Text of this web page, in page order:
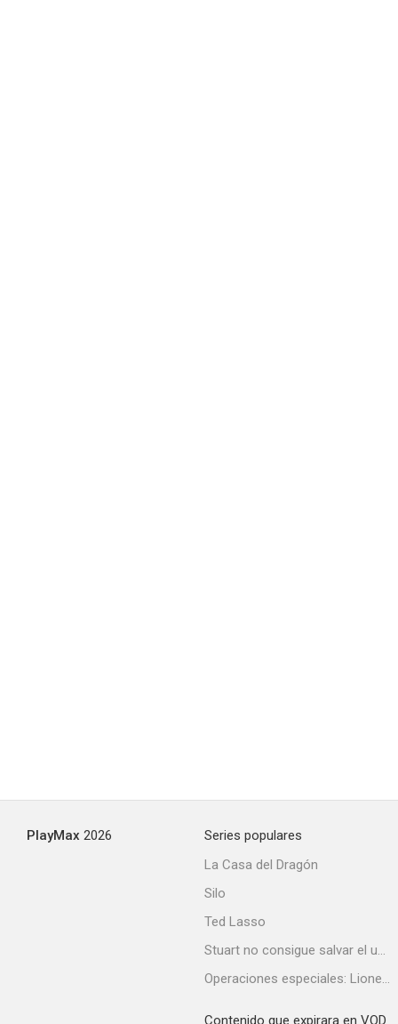
PlayMax 2026
Series populares
La Casa del Dragón
Silo
Ted Lasso
Stuart no consigue salvar el universo
Operaciones especiales: Lioness
Contenido que expirara en VOD